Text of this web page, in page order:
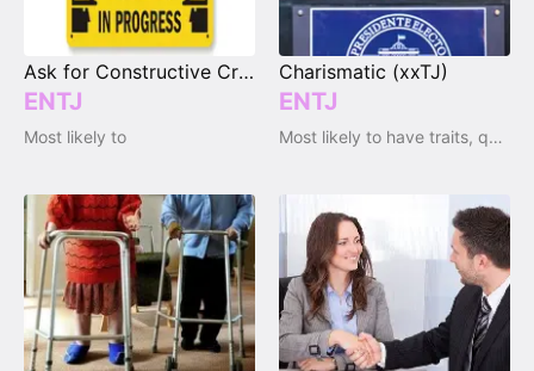
Ask for Constructive Criticism
ENTJ
Most likely to
Charismatic (xxTJ)
ENTJ
Most likely to have traits, qualities and emotions